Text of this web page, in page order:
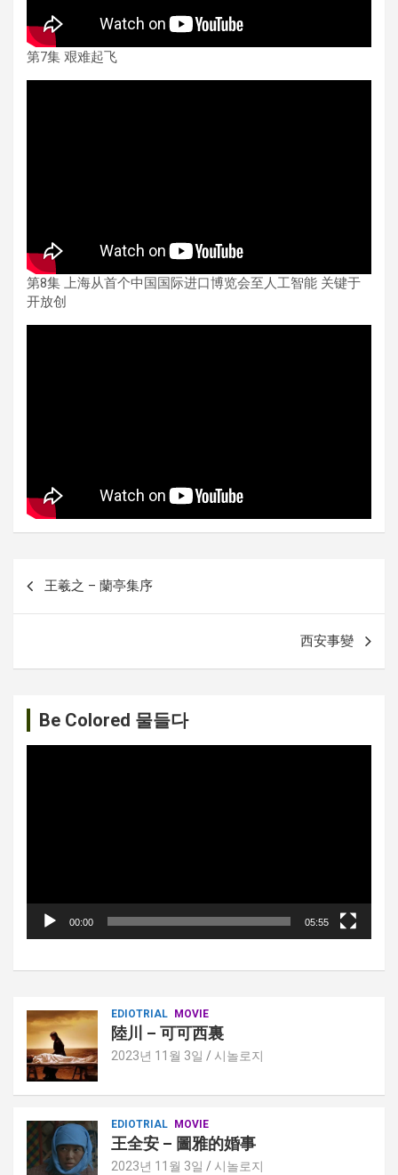
第7集 艰难起飞
第8集 上海从首个中国国际进口博览会至人工智能 关键于
开放创
션
王羲之 – 蘭亭集序
西安事變
Be Colored 물들다
00:00 05:55
EDIOTRIAL MOVIE
陸川 – 可可西裏
2023년 11월 3일 시놀로지
EDIOTRIAL MOVIE
王全安 – 圖雅的婚事
2023년 11월 3일 시놀로지